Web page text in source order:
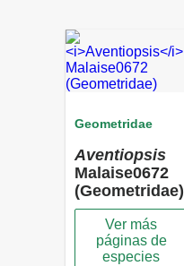
Geometridae
Aventiopsis
Malaise0672
(Geometridae)
Ver más
páginas de
especies